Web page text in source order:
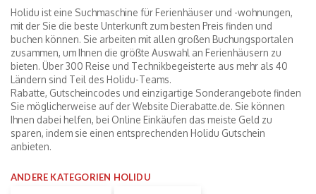
Holidu ist eine Suchmaschine für Ferienhäuser und -wohnungen,
mit der Sie die beste Unterkunft zum besten Preis finden und
buchen können. Sie arbeiten mit allen großen Buchungsportalen
zusammen, um Ihnen die größte Auswahl an Ferienhäusern zu
bieten. Über 300 Reise und Technikbegeisterte aus mehr als 40
Ländern sind Teil des Holidu-Teams.
Rabatte, Gutscheincodes und einzigartige Sonderangebote finden
Sie möglicherweise auf der Website Dierabatte.de. Sie können
Ihnen dabei helfen, bei Online Einkäufen das meiste Geld zu
sparen, indem sie einen entsprechenden Holidu Gutschein
anbieten.
ANDERE KATEGORIEN HOLIDU